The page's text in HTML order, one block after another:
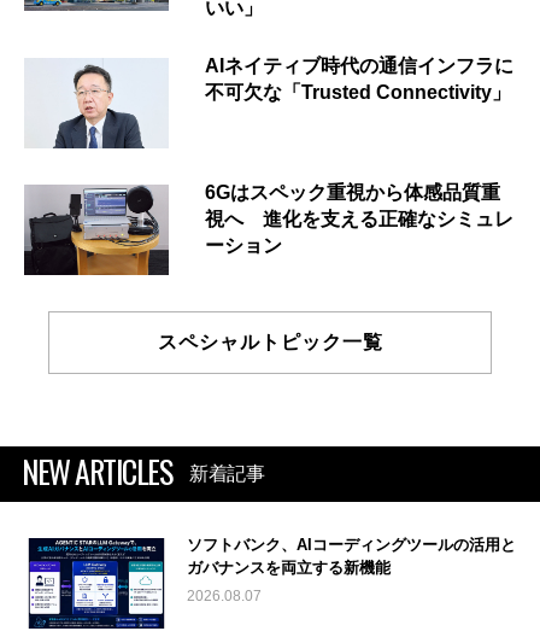
いい」
AIネイティブ時代の通信インフラに
不可欠な「Trusted Connectivity」
6Gはスペック重視から体感品質重
視へ 進化を支える正確なシミュレ
ーション
スペシャルトピック一覧
NEW ARTICLES 新着記事
ソフトバンク、AIコーディングツールの活用と
ガバナンスを両立する新機能
2026.08.07